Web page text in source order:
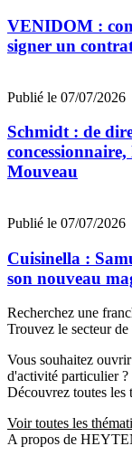
VENIDOM :
signer un
Publié le 07/07/2026
Schmidt : de
Mouveau
Publié le 07/07/2026
Cuisinella :
son nouveau
Recherchez une
Trouvez le secteur
Vous souhaitez
d'activité particulier ?
Découvrez toutes les
Voir toutes les
A propos de